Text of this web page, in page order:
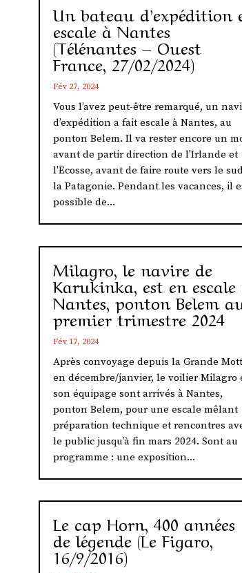
Un bateau d’expédition
escale à Nantes
(Télénantes – Ouest
France, 27/02/2024)
Fév 27, 2024
Vous l’avez peut-être remarqué, un
d’expédition a fait escale à Nantes, au
ponton Belem. Il va rester encore un
avant de partir direction de l'Irlande et
l'Ecosse, avant de faire route vers le
la Patagonie. Pendant les vacances, il
possible de...
Milagro, le navire de
Karukinka, est en escale
Nantes, ponton Belem
premier trimestre 2024
Fév 17, 2024
Après convoyage depuis la Grande
en décembre/janvier, le voilier Milagro
son équipage sont arrivés à Nantes,
ponton Belem, pour une escale mêlant
préparation technique et rencontres
le public jusqu’à fin mars 2024. Sont au
programme : une exposition...
Le cap Horn, 400 années
de légende (Le Figaro,
16/9/2016)